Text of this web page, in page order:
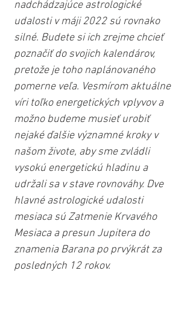
nadchádzajúce astrologické
udalosti v máji 2022 sú rovnako
silné. Budete si ich zrejme chcieť
poznačiť do svojich kalendárov,
pretože je toho naplánovaného
pomerne veľa. Vesmírom aktuálne
víri toľko energetických vplyvov a
možno budeme musieť urobiť
nejaké ďalšie významné kroky v
našom živote, aby sme zvládli
vysokú energetickú hladinu a
udržali sa v stave rovnováhy. Dve
hlavné astrologické udalosti
mesiaca sú Zatmenie Krvavého
Mesiaca a presun Jupitera do
znamenia Barana po prvýkrát za
posledných 12 rokov.